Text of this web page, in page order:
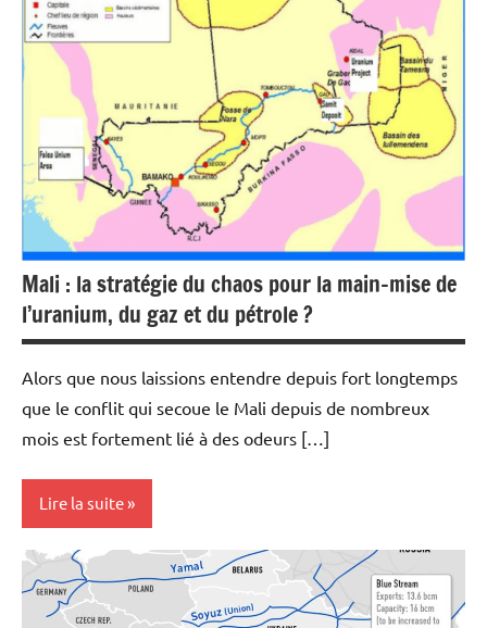
Energies
Matières
premières
Mali : la stratégie du chaos pour la main-mise de
l’uranium, du gaz et du pétrole ?
Alors que nous laissions entendre depuis fort longtemps
que le conflit qui secoue le Mali depuis de nombreux
mois est fortement lié à des odeurs […]
Lire la suite
Actualités
Aéronautique